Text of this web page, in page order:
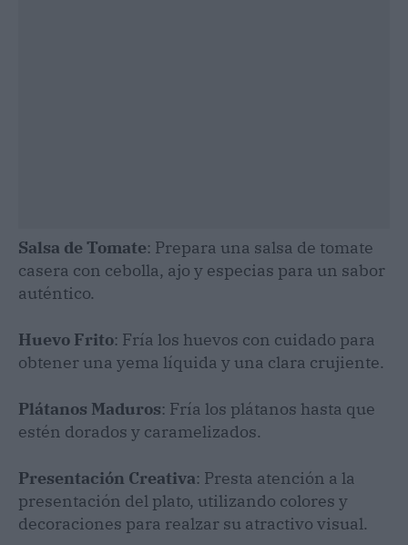
Salsa de Tomate: Prepara una salsa de tomate
casera con cebolla, ajo y especias para un sabor
auténtico.
Huevo Frito: Fría los huevos con cuidado para
obtener una yema líquida y una clara crujiente.
Plátanos Maduros: Fría los plátanos hasta que
estén dorados y caramelizados.
Presentación Creativa: Presta atención a la
presentación del plato, utilizando colores y
decoraciones para realzar su atractivo visual.